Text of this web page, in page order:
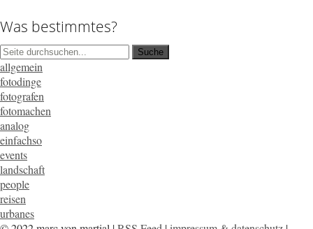
Was bestimmtes?
allgemein
fotodinge
fotografen
fotomachen
analog
einfachso
events
landschaft
people
reisen
urbanes